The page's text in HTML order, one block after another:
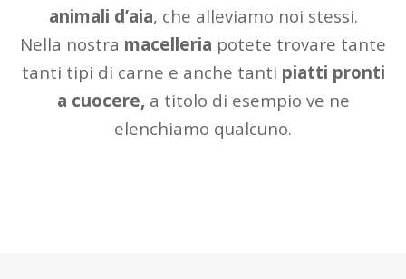
animali d’aia, che alleviamo noi stessi.
Nella nostra macelleria potete trovare tante
tanti tipi di carne e anche tanti piatti pronti
a cuocere, a titolo di esempio ve ne
elenchiamo qualcuno.